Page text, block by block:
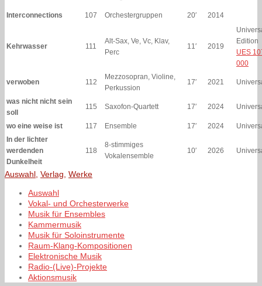
Interconnections 107 Orchestergruppen 20′ 2014
Kehrwasser 111
Alt-Sax, Ve, Vc, Klav,
Perc
11′ 2019
Edition
UES
000
verwoben 112
Mezzosopran, Violine,
Perkussion
17′ 2021
was nicht nicht sein
soll
115 Saxofon-Quartett 17′ 2024
wo eine weise ist 117 Ensemble 17′ 2024
In der lichter
werdenden
Dunkelheit
118
8-stimmiges
Vokalensemble
10′ 2026
Auswahl Verlag Werke
Auswahl
Vokal- und Orchesterwerke
Musik für Ensembles
Kammermusik
Musik für Soloinstrumente
Raum-Klang-Kompositionen
Elektronische Musik
Radio-(Live)-Projekte
Aktionsmusik